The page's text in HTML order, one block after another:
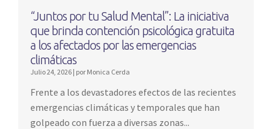
“Juntos por tu Salud Mental”: La iniciativa
que brinda contención psicológica gratuita
a los afectados por las emergencias
climáticas
Julio 24, 2026 | por Monica Cerda
Frente a los devastadores efectos de las recientes
emergencias climáticas y temporales que han
golpeado con fuerza a diversas zonas...